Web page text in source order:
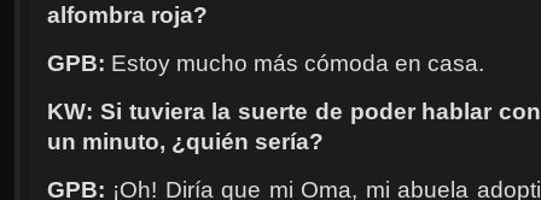
alfombra roja?
GPB: Estoy mucho más cómoda en casa.
KW: Si tuviera la suerte de poder hablar
un minuto, ¿quién sería?
GPB: ¡Oh! Diría que mi Oma, mi abuela